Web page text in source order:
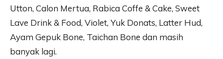
Utton, Calon Mertua, Rabica Coffe & Cake, Sweet
Lave Drink & Food, Violet, Yuk Donats, Latter Hud,
Ayam Gepuk Bone, Taichan Bone dan masih
banyak lagi.